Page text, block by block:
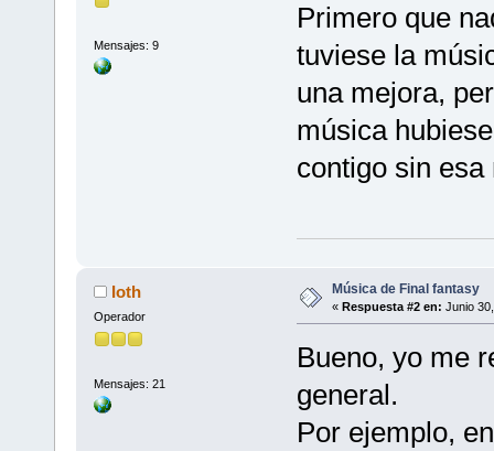
Mensajes: 9
Primero que
tuviese la
una mejora,
música
contigo sin
Ioth
Operador
Mensajes: 21
Música de Final fantasy
« Respuesta #2 en: Junio
Bueno, yo me
general.
Por ejemplo,